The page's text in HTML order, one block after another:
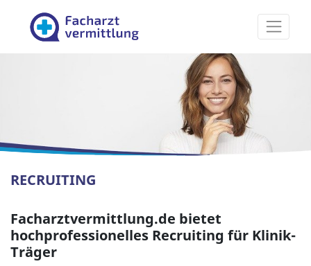
Facharztvermittlung
RECRUITING
Facharztvermittlung.de bietet
hochprofessionelles Recruiting für Klinik-
Träger